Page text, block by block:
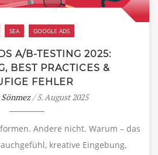
SEA GOOGLE ADS
A/B-TESTING 2025:
BEST PRACTICES &
FEHLER
/ 5. August 2025
Andere nicht. Warum – das
kreative Eingebung,